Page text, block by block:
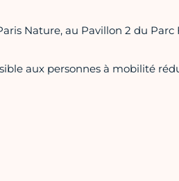
Nature, au Pavillon 2 du Parc
aux personnes à mobilité